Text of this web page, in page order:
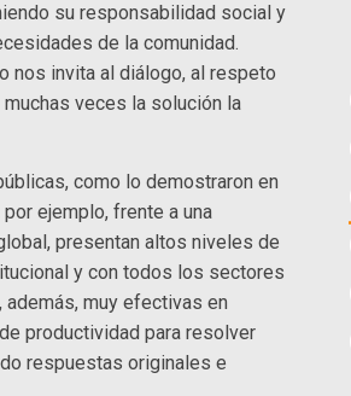
su responsabilidad social y
de la comunidad.
nos invita al diálogo, al respeto
veces la solución la
como lo demostraron en
ejemplo, frente a una
presentan altos niveles de
y con todos los sectores
además, muy efectivas en
productividad para resolver
respuestas originales e